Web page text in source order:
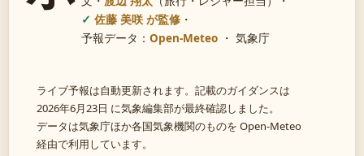
佐藤 美咲 が監修 ・
予報データ： Open-Meteo ・ 気象庁
ライブ予報は自動更新されます。記載のガイダンスは
2026年6月23日 に気象編集部が最終確認しました。
データは気象庁ほか各国気象機関のものを Open-Meteo
経由で利用しています。